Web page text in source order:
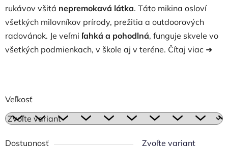
rukávov všitá nepremokavá látka. Táto mikina osloví
všetkých milovníkov prírody, prežitia a outdoorových
radovánok. Je veľmi ľahká a pohodlná, funguje skvele vo
všetkých podmienkach, v škole aj v teréne. Čítaj viac ➜
Veľkosť
Dostupnosť
Zvoľte variant